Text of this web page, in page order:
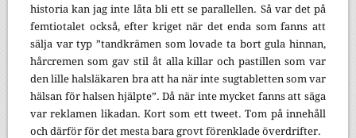
historia kan jag inte låta bli ett se parallellen. Så var det på
femtiotalet också, efter kriget när det enda som fanns att
sälja var typ ”tandkrämen som lovade ta bort gula hinnan,
hårcremen som gav stil åt alla killar och pastillen som var
den lille halsläkaren bra att ha när inte sugtabletten som var
hälsan för halsen hjälpte”. Då när inte mycket fanns att säga
var reklamen likadan. Kort som ett tweet. Tom på innehåll
och därför för det mesta bara grovt förenklade överdrifter.